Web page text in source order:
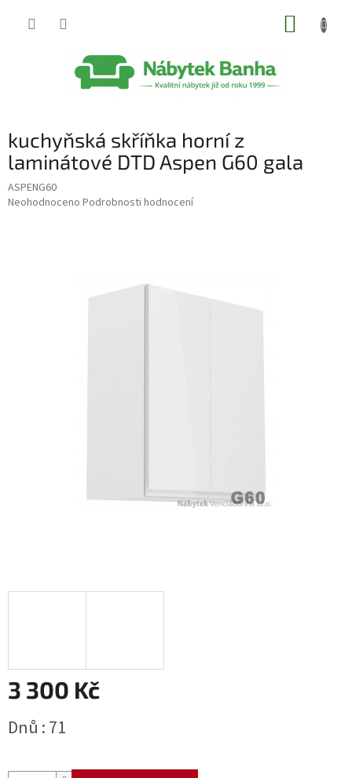
kuchyňská skříňka horní z
laminátové DTD Aspen G60 gala
ASPENG60
Průměrné
Neohodnoceno Podrobnosti hodnocení
3 300 Kč
cena:
Dnů : 71